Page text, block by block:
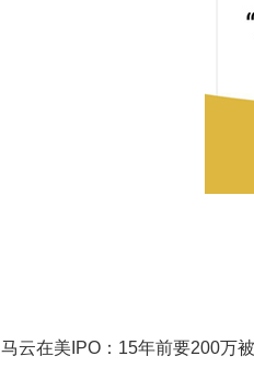
马云在美IPO：15年前要200万